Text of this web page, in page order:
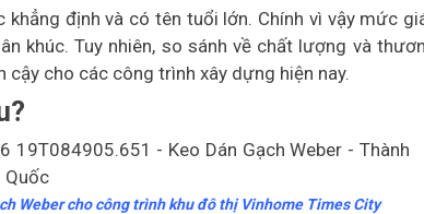
định và có tên tuổi lớn. Chính vì vậy mức
khúc. Tuy nhiên, so sánh về chất lượng và
cho các công trình xây dựng hiện nay.
Weber cho công trình khu đô thị Vinhome Times City